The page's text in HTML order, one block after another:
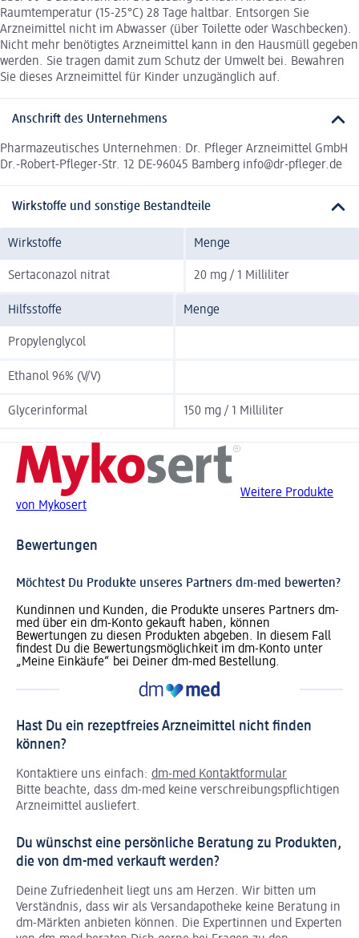
Raumtemperatur (15-25°C) 28 Tage haltbar. Entsorgen Sie
Arzneimittel nicht im Abwasser (über Toilette oder Waschbecken).
Nicht mehr benötigtes Arzneimittel kann in den Hausmüll gegeben
werden. Sie tragen damit zum Schutz der Umwelt bei. Bewahren
Sie dieses Arzneimittel für Kinder unzugänglich auf.
Anschrift des Unternehmens
Pharmazeutisches Unternehmen: Dr. Pfleger Arzneimittel GmbH
Dr.-Robert-Pfleger-Str. 12 DE-96045 Bamberg info@dr-pfleger.de
Wirkstoffe und sonstige Bestandteile
Wirkstoffe Menge
Sertaconazol nitrat 20 mg / 1 Milliliter
Hilfsstoffe Menge
Propylenglycol
Ethanol 96% (V/V)
Glycerinformal 150 mg / 1 Milliliter
Weitere Produkte
von Mykosert
Bewertungen
Möchtest Du Produkte unseres Partners dm-med bewerten?
Kundinnen und Kunden, die Produkte unseres Partners dm-
med über ein dm-Konto gekauft haben, können
Bewertungen zu diesen Produkten abgeben. In diesem Fall
findest Du die Bewertungsmöglichkeit im dm-Konto unter
„Meine Einkäufe“ bei Deiner dm-med Bestellung.
Hast Du ein rezeptfreies Arzneimittel nicht finden
können?
Kontaktiere uns einfach: dm-med Kontaktformular
Bitte beachte, dass dm-med keine verschreibungspflichtigen
Arzneimittel ausliefert.
Du wünschst eine persönliche Beratung zu Produkten,
die von dm-med verkauft werden?
Deine Zufriedenheit liegt uns am Herzen. Wir bitten um
Verständnis, dass wir als Versandapotheke keine Beratung in
dm-Märkten anbieten können. Die Expertinnen und Experten